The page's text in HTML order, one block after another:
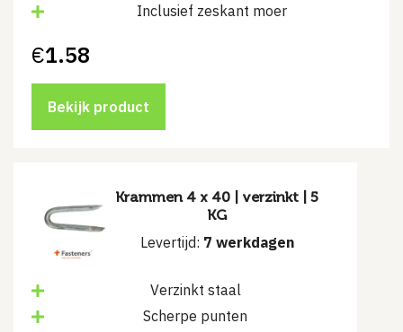
Inclusief zeskant moer
€1.58
Bekijk product
Krammen 4 x 40 | verzinkt | 5
KG
Levertijd: 7 werkdagen
Verzinkt staal
Scherpe punten